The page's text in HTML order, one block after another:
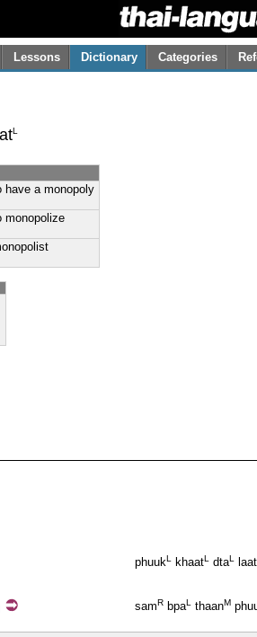
Lessons Dictionary Categories
L
have a monopoly
monopolize
phuukL khaatL dtaL laat
samR bpaL thaanM